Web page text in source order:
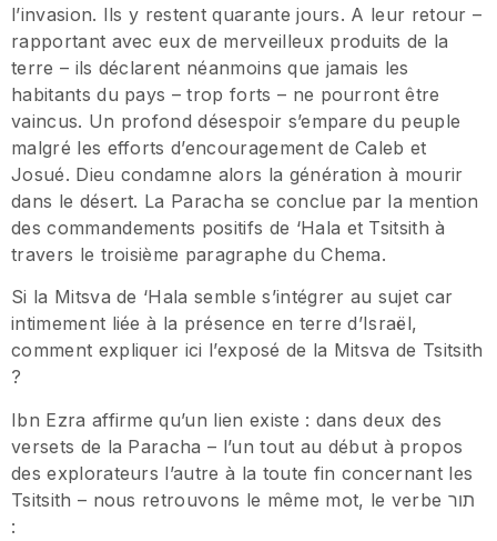
l’invasion. Ils y restent quarante jours. A leur retour –
rapportant avec eux de merveilleux produits de la
terre – ils déclarent néanmoins que jamais les
habitants du pays – trop forts – ne pourront être
vaincus. Un profond désespoir s’empare du peuple
malgré les efforts d’encouragement de Caleb et
Josué. Dieu condamne alors la génération à mourir
dans le désert. La Paracha se conclue par la mention
des commandements positifs de ‘Hala et Tsitsith à
travers le troisième paragraphe du Chema.
Si la Mitsva de ‘Hala semble s’intégrer au sujet car
intimement liée à la présence en terre d’Israël,
comment expliquer ici l’exposé de la Mitsva de Tsitsith
?
Ibn Ezra affirme qu’un lien existe : dans deux des
versets de la Paracha – l’un tout au début à propos
des explorateurs l’autre à la toute fin concernant les
Tsitsith – nous retrouvons le même mot, le verbe תור
: